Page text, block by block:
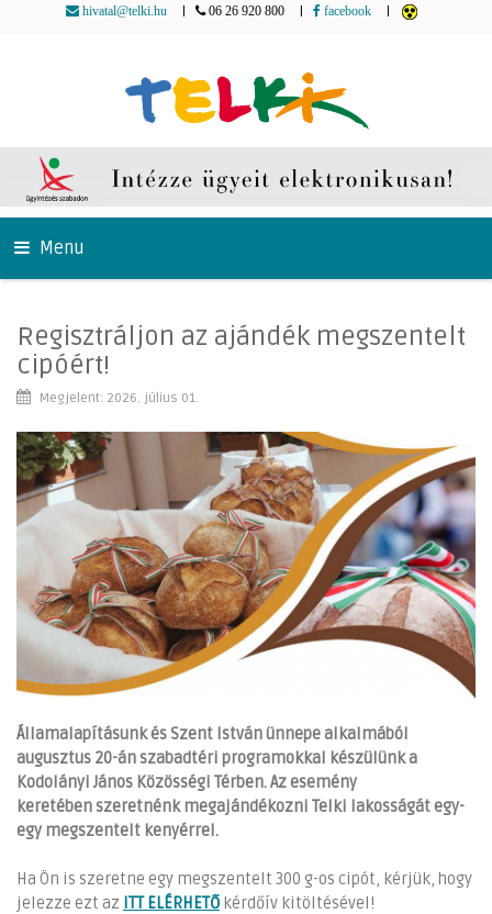
hivatal@telki.hu 06 26 920 800 facebook
Menu
Regisztráljon az ajándék megszentelt
cipóért!
Megjelent: 2026. július 01.
Államalapításunk és Szent István ünnepe alkalmából
augusztus 20-án szabadtéri programokkal készülünk a
Kodolányi János Közösségi Térben. Az esemény
keretében szeretnénk megajándékozni Telki lakosságát egy-
egy megszentelt kenyérrel.
Ha Ön is szeretne egy megszentelt 300 g-os cipót, kérjük, hogy
jelezze ezt az ITT ELÉRHETŐ kérdőív kitöltésével!